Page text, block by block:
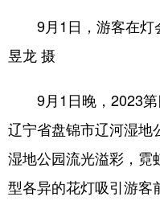
山东 河南
广东
四川 贵州
陕西 甘肃
新疆 内蒙古
9月1日，游客在灯
昱龙 摄
9月1日晚，2023第
辽宁省盘锦市辽河湿地
湿地公园流光溢彩，霓
型各异的花灯吸引游客